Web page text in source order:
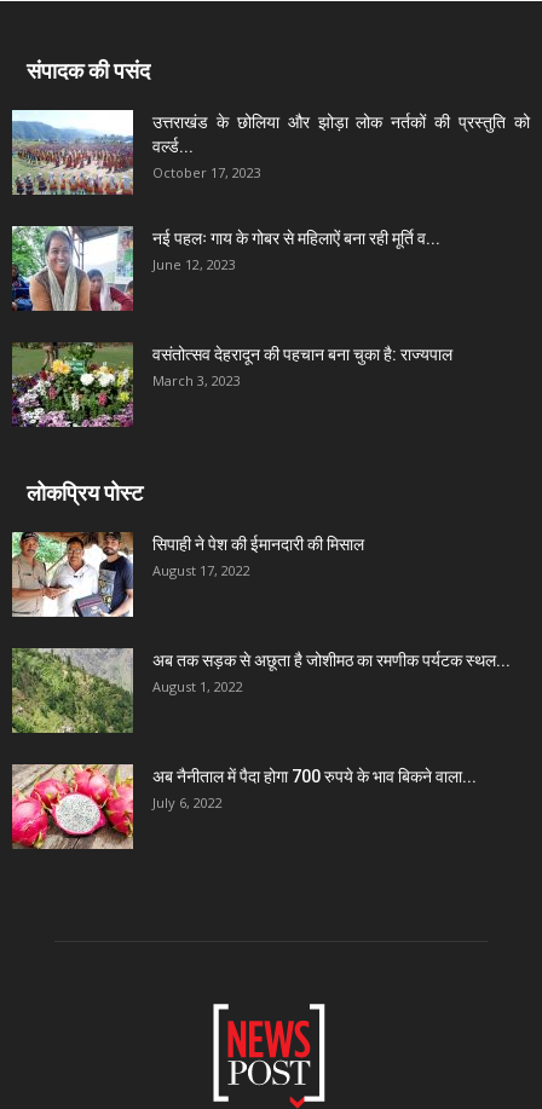
संपादक की पसंद
उत्तराखंड के छोलिया और झोड़ा लोक नर्तकों की प्रस्तुति को
वर्ल्ड...
October 17, 2023
नई पहलः गाय के गोबर से महिलाऐं बना रही मूर्ति व...
June 12, 2023
वसंतोत्सव देहरादून की पहचान बना चुका है: राज्यपाल
March 3, 2023
लोकप्रिय पोस्ट
सिपाही ने पेश की ईमानदारी की मिसाल
August 17, 2022
अब तक सड़क से अछूता है जोशीमठ का रमणीक पर्यटक स्थल...
August 1, 2022
अब नैनीताल में पैदा होगा 700 रुपये के भाव बिकने वाला...
July 6, 2022